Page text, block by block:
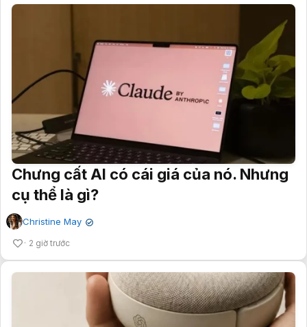
Chưng cất AI có cái giá của nó. Nhưng
cụ thể là gì?
Christine May ✔
2 giờ trước